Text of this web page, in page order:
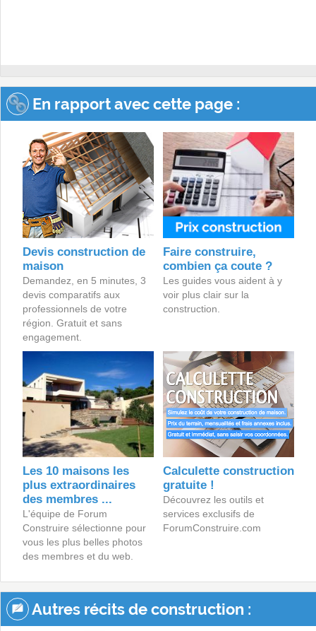
En rapport avec cette page :
Devis construction de
maison
Demandez, en 5 minutes, 3
devis comparatifs aux
professionnels de votre
région. Gratuit et sans
engagement.
Faire construire,
combien ça coute ?
Les guides vous aident à y
voir plus clair sur la
construction.
Les 10 maisons les
plus extraordinaires
des membres ...
L'équipe de Forum
Construire sélectionne pour
vous les plus belles photos
des membres et du web.
Calculette construction
gratuite !
Découvrez les outils et
services exclusifs de
ForumConstruire.com
Autres récits de construction :